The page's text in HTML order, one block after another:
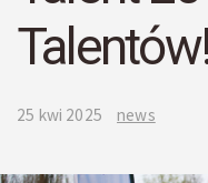
25 kwi 2025 news